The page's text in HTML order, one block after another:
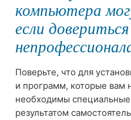
компьютера
если довериться
Поверьте, что для
и программ, которые вам
необходимы
результатом